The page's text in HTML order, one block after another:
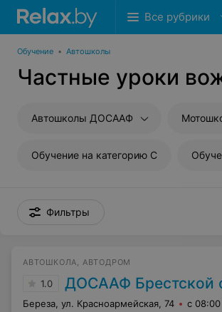
Все рубрики
Обучение • Автошколы
Частные уроки
Автошколы ДОСААФ
Обучение на категорию C
Фильтры
АВТОШКОЛА, АВТОДРОМ
1.0 ДОСААФ Брестской
Береза, ул. Красноармейская, 74 с 08:00